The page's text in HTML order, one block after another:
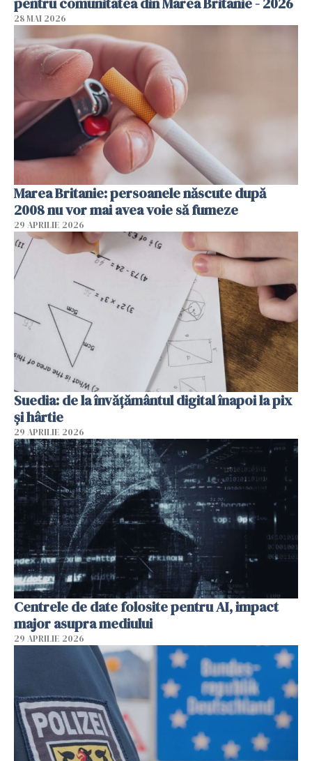
28 MAI 2026
Marea Britanie: persoanele născute după
2008 nu vor mai avea voie să fumeze
29 APRILIE 2026
Suedia: de la învățământul digital înapoi la pix
și hârtie
29 APRILIE 2026
Centrele de date folosite pentru AI, impact
major asupra mediului
29 APRILIE 2026